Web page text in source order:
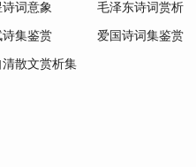
词意象 毛泽东诗词赏析
诗集鉴赏 爱国诗词集鉴赏
清散文赏析集